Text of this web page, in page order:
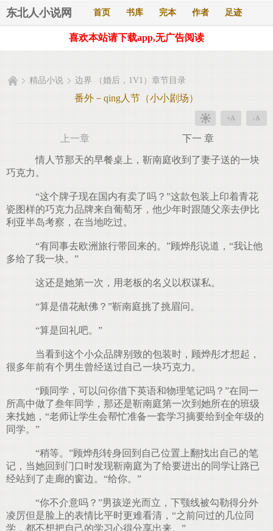
东北人小说网 首页 书库 完本 作者 足迹
喜欢本站请下载app,无广告阅读
精品小说 边界 （婚后，1V1）章节目录
番外－qing人节（小小剧场）
+A -A
上一章 下一 章
情人节那天的早餐桌上，靳南庭收到了妻子送的一块
巧克力。
“这个牌子现在国内有卖了吗？”这款包装上印着青花
瓷图样的巧克力品牌来自葡萄牙，他少年时跟随父亲去伊比
利亚半岛考察，在当地吃过。
“有同事去欧洲旅行带回来的。”顾烨彤说道，“我让他
多给了我一块。”
这还是她第一次，用老板的名义以权谋私。
“算是借花献佛？”靳南庭挑了挑眉问。
“算是回礼吧。”
当看到这个小众品牌别致的包装时，顾烨彤才想起，
很多年前有个男生曾经送过自己一块巧克力。
“顾同学，可以问你借下英语和物理笔记吗？”在同一
所高中做了叁年同学，那还是靳南庭第一次到她所在的班级
来找她，“老师让学生会帮忙准备一套学习摘要给到全年级的
同学。”
“稍等。”顾烨彤转身回到自己位置上翻找出自己的笔
记，当她回到门口时发现靳南庭为了给要进出的同学让路已
经站到了走廊的窗边。“给你。”
“你不介意吗？”男孩逆光而立，下颚线被勾勒得分外
凌厉但是脸上的表情比平时更难看清，“之前问过的几位同
学，都不想把自己的学习心得分享出来。”